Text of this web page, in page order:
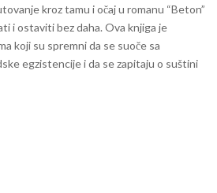
kroz tamu i očaj u romanu “Beton”
i ostaviti bez daha. Ova knjiga je
koji su spremni da se suoče sa
egzistencije i da se zapitaju o suštini